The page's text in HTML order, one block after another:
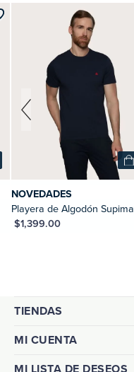
de Algodón Supima®
MXN
TIENDAS
MI CUENTA